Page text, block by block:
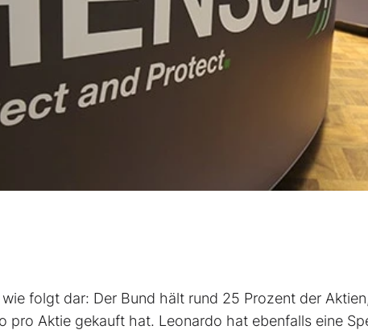
folgt dar: Der Bund hält rund 25 Prozent der
pro Aktie gekauft hat. Leonardo hat ebenfalls eine